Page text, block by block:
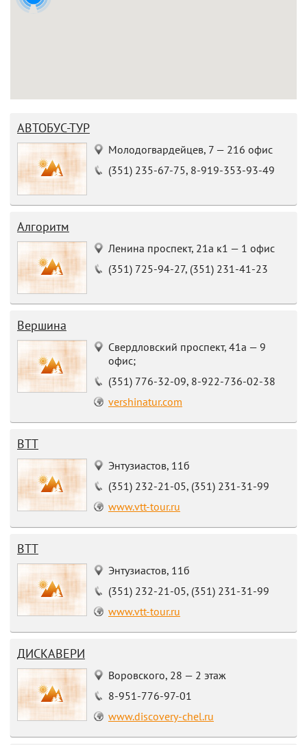
АВТОБУС-ТУР
Молодогвардейцев, 7 — 216 офис
(351) 235-67-75, 8-919-353-93-49
Алгоритм
Ленина проспект, 21а к1 — 1 офис
(351) 725-94-27, (351) 231-41-23
Вершина
Свердловский проспект, 41а — 9
офис;
(351) 776-32-09, 8-922-736-02-38
vershinatur.com
ВТТ
Энтузиастов, 11б
(351) 232-21-05, (351) 231-31-99
www.vtt-tour.ru
ВТТ
Энтузиастов, 11б
(351) 232-21-05, (351) 231-31-99
www.vtt-tour.ru
ДИСКАВЕРИ
Воровского, 28 — 2 этаж
8-951-776-97-01
www.discovery-chel.ru